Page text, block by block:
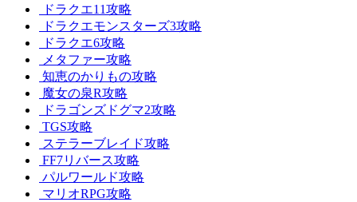
ドラクエ11攻略
ドラクエモンスターズ3攻略
ドラクエ6攻略
メタファー攻略
知恵のかりもの攻略
魔女の泉R攻略
ドラゴンズドグマ2攻略
TGS攻略
ステラーブレイド攻略
FF7リバース攻略
パルワールド攻略
マリオRPG攻略